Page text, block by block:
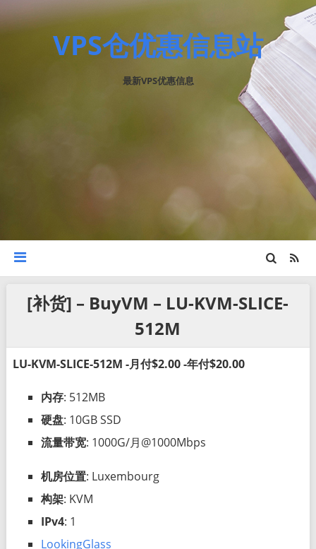
VPS仓优惠信息站
最新VPS优惠信息
[补货] – BuyVM – LU-KVM-SLICE-
512M
LU-KVM-SLICE-512M -月付$2.00 -年付$20.00
内存: 512MB
硬盘: 10GB SSD
流量带宽: 1000G/月@1000Mbps
机房位置: Luxembourg
构架: KVM
IPv4: 1
LookingGlass